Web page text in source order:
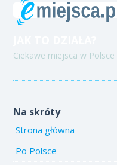
Ciekawe miejsca w Polsce
Na skróty
Strona główna
Po Polsce